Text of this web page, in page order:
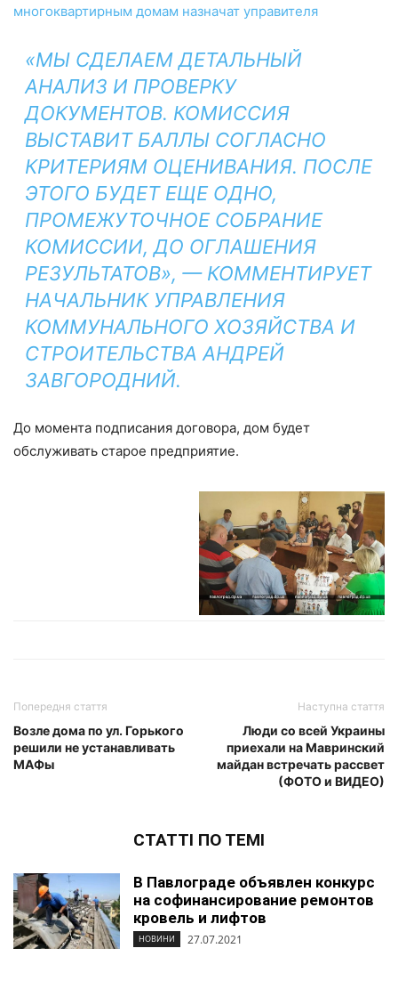
многоквартирным домам назначат управителя
«МЫ СДЕЛАЕМ ДЕТАЛЬНЫЙ
АНАЛИЗ И ПРОВЕРКУ
ДОКУМЕНТОВ. КОМИССИЯ
ВЫСТАВИТ БАЛЛЫ СОГЛАСНО
КРИТЕРИЯМ ОЦЕНИВАНИЯ. ПОСЛЕ
ЭТОГО БУДЕТ ЕЩЕ ОДНО,
ПРОМЕЖУТОЧНОЕ СОБРАНИЕ
КОМИССИИ, ДО ОГЛАШЕНИЯ
РЕЗУЛЬТАТОВ», — КОММЕНТИРУЕТ
НАЧАЛЬНИК УПРАВЛЕНИЯ
КОММУНАЛЬНОГО ХОЗЯЙСТВА И
СТРОИТЕЛЬСТВА АНДРЕЙ
ЗАВГОРОДНИЙ.
До момента подписания договора, дом будет
обслуживать старое предприятие.
Попередня стаття
Возле дома по ул. Горького
решили не устанавливать
МАФы
Наступна стаття
Люди со всей Украины
приехали на Мавринский
майдан встречать рассвет
(ФОТО и ВИДЕО)
СТАТТІ ПО ТЕМІ
В Павлограде объявлен конкурс
на софинансирование ремонтов
кровель и лифтов
НОВИНИ 27.07.2021